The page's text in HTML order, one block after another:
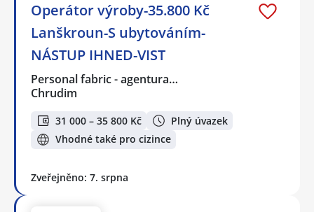
Operátor výroby-35.800 Kč
Lanškroun-S ubytováním-
NÁSTUP IHNED-VIST
Personal fabric - agentura…
Chrudim
31 000 – 35 800 Kč
Plný úvazek
Vhodné také pro cizince
Zveřejněno: 7. srpna